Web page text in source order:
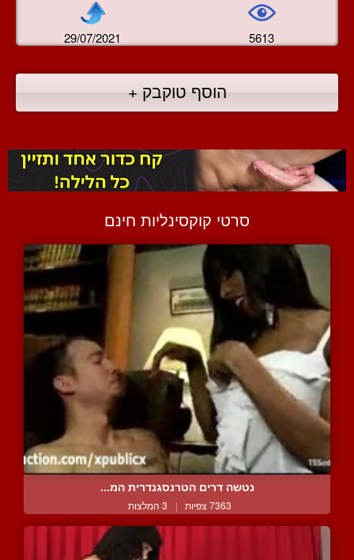
29/07/2021 5613
הוסף טוקבק +
סרטי קוקסינליות חינם
נטשה דרים הטרנסגנדרית המ...
7363 צפיות | 3 המלצות